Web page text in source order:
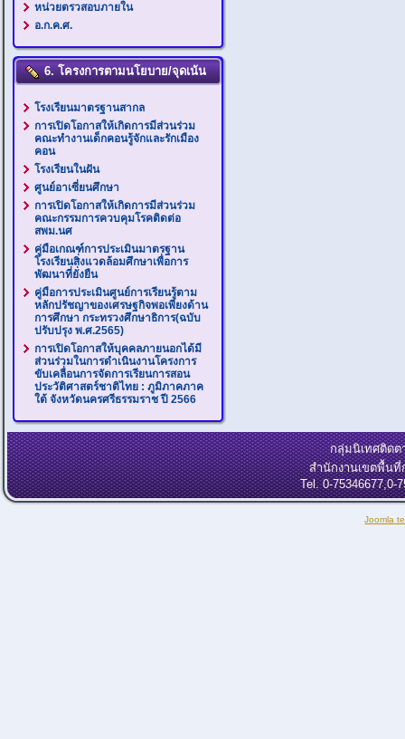
หน่วยตรวสอบภายใน
อ.ก.ค.ศ.
6. โครงการตามนโยบาย/จุดเน้น
โรงเรียนมาตรฐานสากล
การเปิดโอกาสให้เกิดการมีส่วนร่วม
คณะทำงานเด็กคอนรู้จักและรักเมือง
คอน
โรงเรียนในฝัน
ศูนย์อาเซี่ยนศึกษา
การเปิดโอกาสให้เกิดการมีส่วนร่วม
คณะกรรมการควบคุมโรคติดต่อ
สพม.นศ
คู่มือเกณฑ์การประเมินมาตรฐาน
โรงเรียนสิ่งแวดล้อมศึกษาเพื่อการ
พัฒนาที่ยั่งยืน
คู่มือการประเมินศูนย์การเรียนรู้ตาม
หลักปรัชญาของเศรษฐกิจพอเพียงด้าน
การศึกษา กระทรวงศึกษาธิการ(ฉบับ
ปรับปรุง พ.ศ.2565)
การเปิดโอกาสให้บุคคลภายนอกได้มี
ส่วนร่วมในการดำเนินงานโครงการ
ขับเคลื่อนการจัดการเรียนการสอน
ประวัติศาสตร์ชาติไทย : ภูมิภาคภาค
ใต้ จังหวัดนครศรีธรรมราช ปี 2566
กลุ่มนิเทศติดต
สำนักงานเขตพื้น
Tel. 0-75346677,0-
Joomla